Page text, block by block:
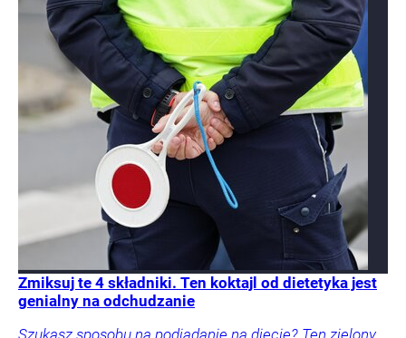
Zmiksuj te 4 składniki. Ten koktajl od dietetyka jest
genialny na odchudzanie